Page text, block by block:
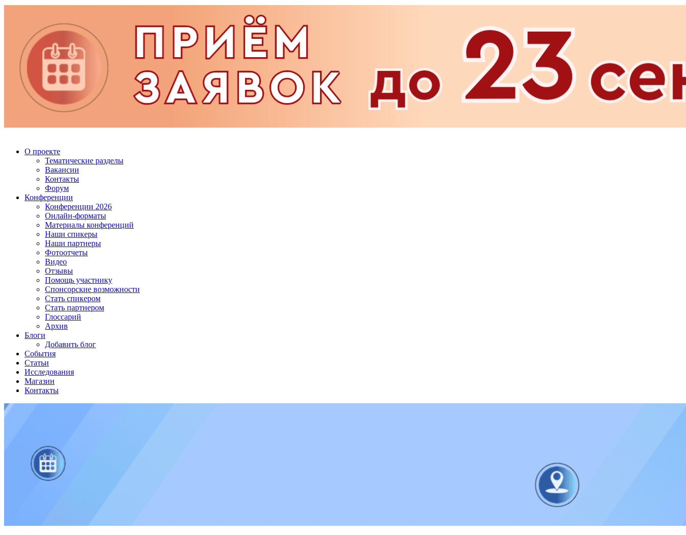
О проекте
Тематические разделы
Вакансии
Контакты
Форум
Конференции
Конференции 2026
Онлайн-форматы
Материалы конференций
Наши спикеры
Наши партнеры
Фотоотчеты
Видео
Отзывы
Помощь участнику
Спонсорские возможности
Стать спикером
Стать партнером
Глоссарий
Архив
Блоги
Добавить блог
События
Статьи
Исследования
Магазин
Контакты